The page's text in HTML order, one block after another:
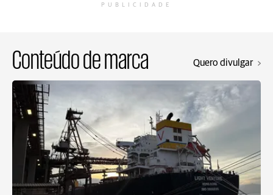
PUBLICIDADE
Conteúdo de marca Quero divulgar